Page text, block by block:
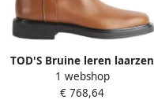
TOD'S Bruine leren laarzen
met metalen accessoire
Brown Dames
1 webshop
€ 768,64